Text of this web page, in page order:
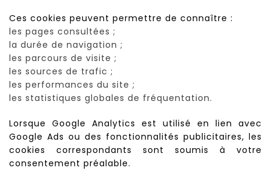
Ces cookies peuvent permettre de connaître :
les pages consultées ;
la durée de navigation ;
les parcours de visite ;
les sources de trafic ;
les performances du site ;
les statistiques globales de fréquentation.
Lorsque Google Analytics est utilisé en lien avec
Google Ads ou des fonctionnalités publicitaires, les
cookies correspondants sont soumis à votre
consentement préalable.